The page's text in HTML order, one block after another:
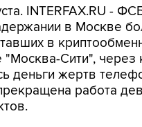
INTERFAX.RU -
в Москве
в
"Москва-Сити", через
деньги жертв
работа